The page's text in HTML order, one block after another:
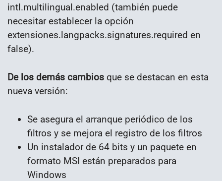
intl.multilingual.enabled (también puede
necesitar establecer la opción
extensiones.langpacks.signatures.required en
false).
De los demás cambios que se destacan en esta
nueva versión:
Se asegura el arranque periódico de los
filtros y se mejora el registro de los filtros
Un instalador de 64 bits y un paquete en
formato MSI están preparados para
Windows